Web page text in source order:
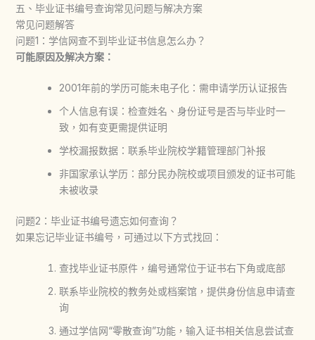
五、毕业证书编号查询常见问题与解决方案
常见问题解答
问题1：学信网查不到毕业证书信息怎么办？
可能原因及解决方案：
2001年前的学历可能未电子化：需申请学历认证报告
个人信息有误：检查姓名、身份证号是否与毕业时一
致，如有变更需提供证明
学校漏报数据：联系毕业院校学籍管理部门补报
非国家承认学历：部分民办院校或项目颁发的证书可能
未被收录
问题2：毕业证书编号遗忘如何查询？
如果忘记毕业证书编号，可通过以下方式找回：
查找毕业证书原件，编号通常位于证书右下角或底部
联系毕业院校的教务处或档案馆，提供身份信息申请查
询
通过学信网“零散查询”功能，输入证书相关信息尝试查